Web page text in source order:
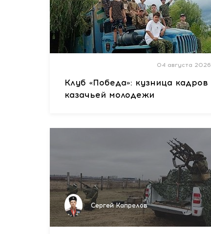
04 августа 2026
Клуб «Победа»: кузница кадров
казачьей молодежи
Сергей Капрелов